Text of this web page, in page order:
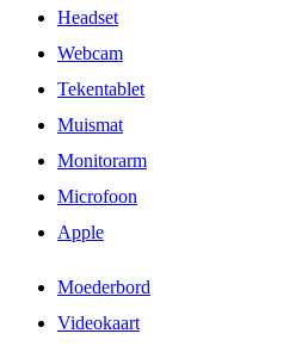
Headset
Webcam
Tekentablet
Muismat
Monitorarm
Microfoon
Apple
Moederbord
Videokaart